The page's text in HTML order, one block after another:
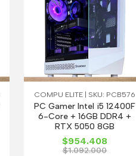
COMPU ELITE | SKU: PCB576
PC Gamer Intel i5 12400F
6-Core + 16GB DDR4 +
RTX 5050 8GB
$954.408
$1.092.000